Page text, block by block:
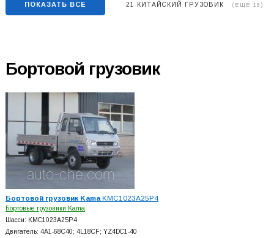
ПОКАЗАТЬ ВСЕ 21 КИТАЙСКИЙ ГРУЗОВИК (ЕЩЕ 18)
Бортовой грузовик
Бортовой грузовик KamaKMC1023A25P4
Бортовые грузовики Kama
Шасси: KMC1023A25P4
Двигатель: 4A1-68C40; 4L18CF; YZ4DC1-40